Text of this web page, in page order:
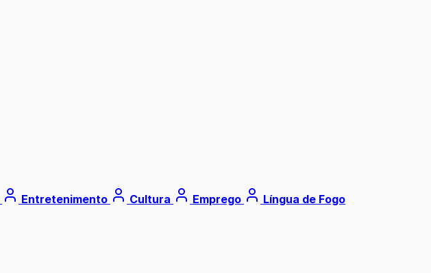
Entretenimento Cultura Emprego Língua de Fogo